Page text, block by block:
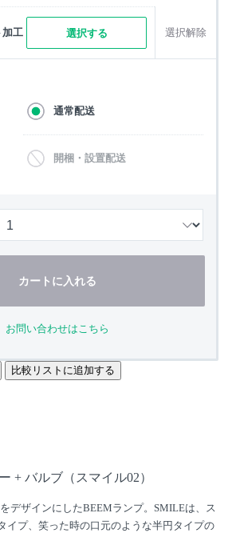
加工 選択する 選択解除
通常配送
開梱・設置配送
カートに入れる
お問い合わせはこちら
比較リストに追加する
+ バルブ（スマイル02）
デザインにしたBEEMランプ。SMILEは、ス
イプ、笑った時の口元のような半円タイプの